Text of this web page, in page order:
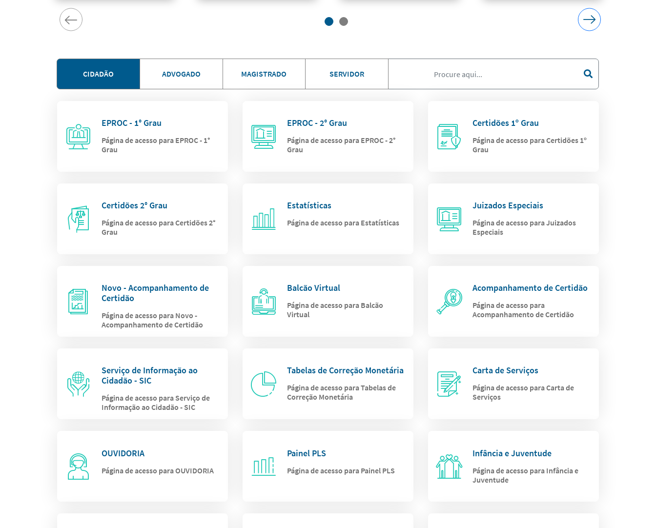
CIDADÃO ADVOGADO MAGISTRADO SERVIDOR
EPROC - 1° Grau
Página de acesso para EPROC - 1°
Grau
EPROC - 2° Grau
Página de acesso para EPROC - 2°
Grau
Certidões 1º Grau
Página de acesso para Certidões 1º
Grau
Certidões 2° Grau
Página de acesso para Certidões 2°
Grau
Estatísticas
Página de acesso para Estatísticas
Juizados Especiais
Página de acesso para Juizados
Especiais
Novo - Acompanhamento de
Certidão
Página de acesso para Novo -
Acompanhamento de Certidão
Balcão Virtual
Página de acesso para Balcão
Virtual
Acompanhamento de Certidão
Página de acesso para
Acompanhamento de Certidão
Serviço de Informação ao
Cidadão - SIC
Página de acesso para Serviço de
Informação ao Cidadão - SIC
Tabelas de Correção Monetária
Página de acesso para Tabelas de
Correção Monetária
Carta de Serviços
Página de acesso para Carta de
Serviços
OUVIDORIA
Página de acesso para OUVIDORIA
Painel PLS
Página de acesso para Painel PLS
Infância e Juventude
Página de acesso para Infância e
Juventude